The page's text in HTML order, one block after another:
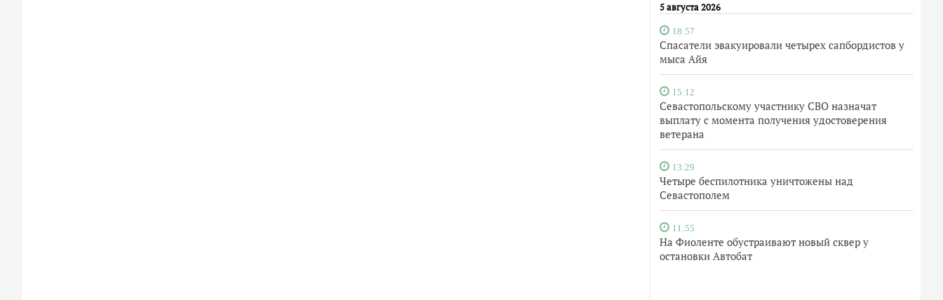
5 августа 2026
18:57
Спасатели эвакуировали четырех сапбордистов у
мыса Айя
15:12
Севастопольскому участнику СВО назначат
выплату с момента получения удостоверения
ветерана
13:29
Четыре беспилотника уничтожены над
Севастополем
11:55
На Фиоленте обустраивают новый сквер у
остановки Автобат